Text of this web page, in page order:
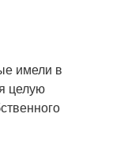
имели в
целую